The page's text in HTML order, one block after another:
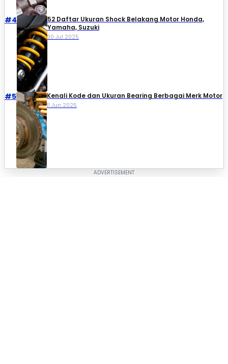
#4
52 Daftar Ukuran Shock Belakang Motor Honda,
Yamaha, Suzuki​
30 Jul 2025
#5 Kenali Kode dan Ukuran Bearing Berbagai Merk Motor
11 Jun 2025